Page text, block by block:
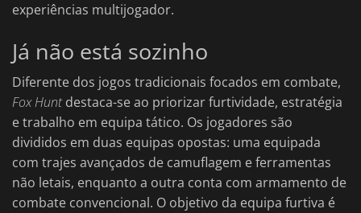
experiências multijogador.
Já não está sozinho
Diferente dos jogos tradicionais focados em combate,
Fox Huntdestaca-se ao priorizar furtividade, estratégia
e trabalho em equipa tático. Os jogadores são
divididos em duas equipas opostas: uma equipada
com trajes avançados de camuflagem e ferramentas
não letais, enquanto a outra conta com armamento de
combate convencional. O objetivo da equipa furtiva é